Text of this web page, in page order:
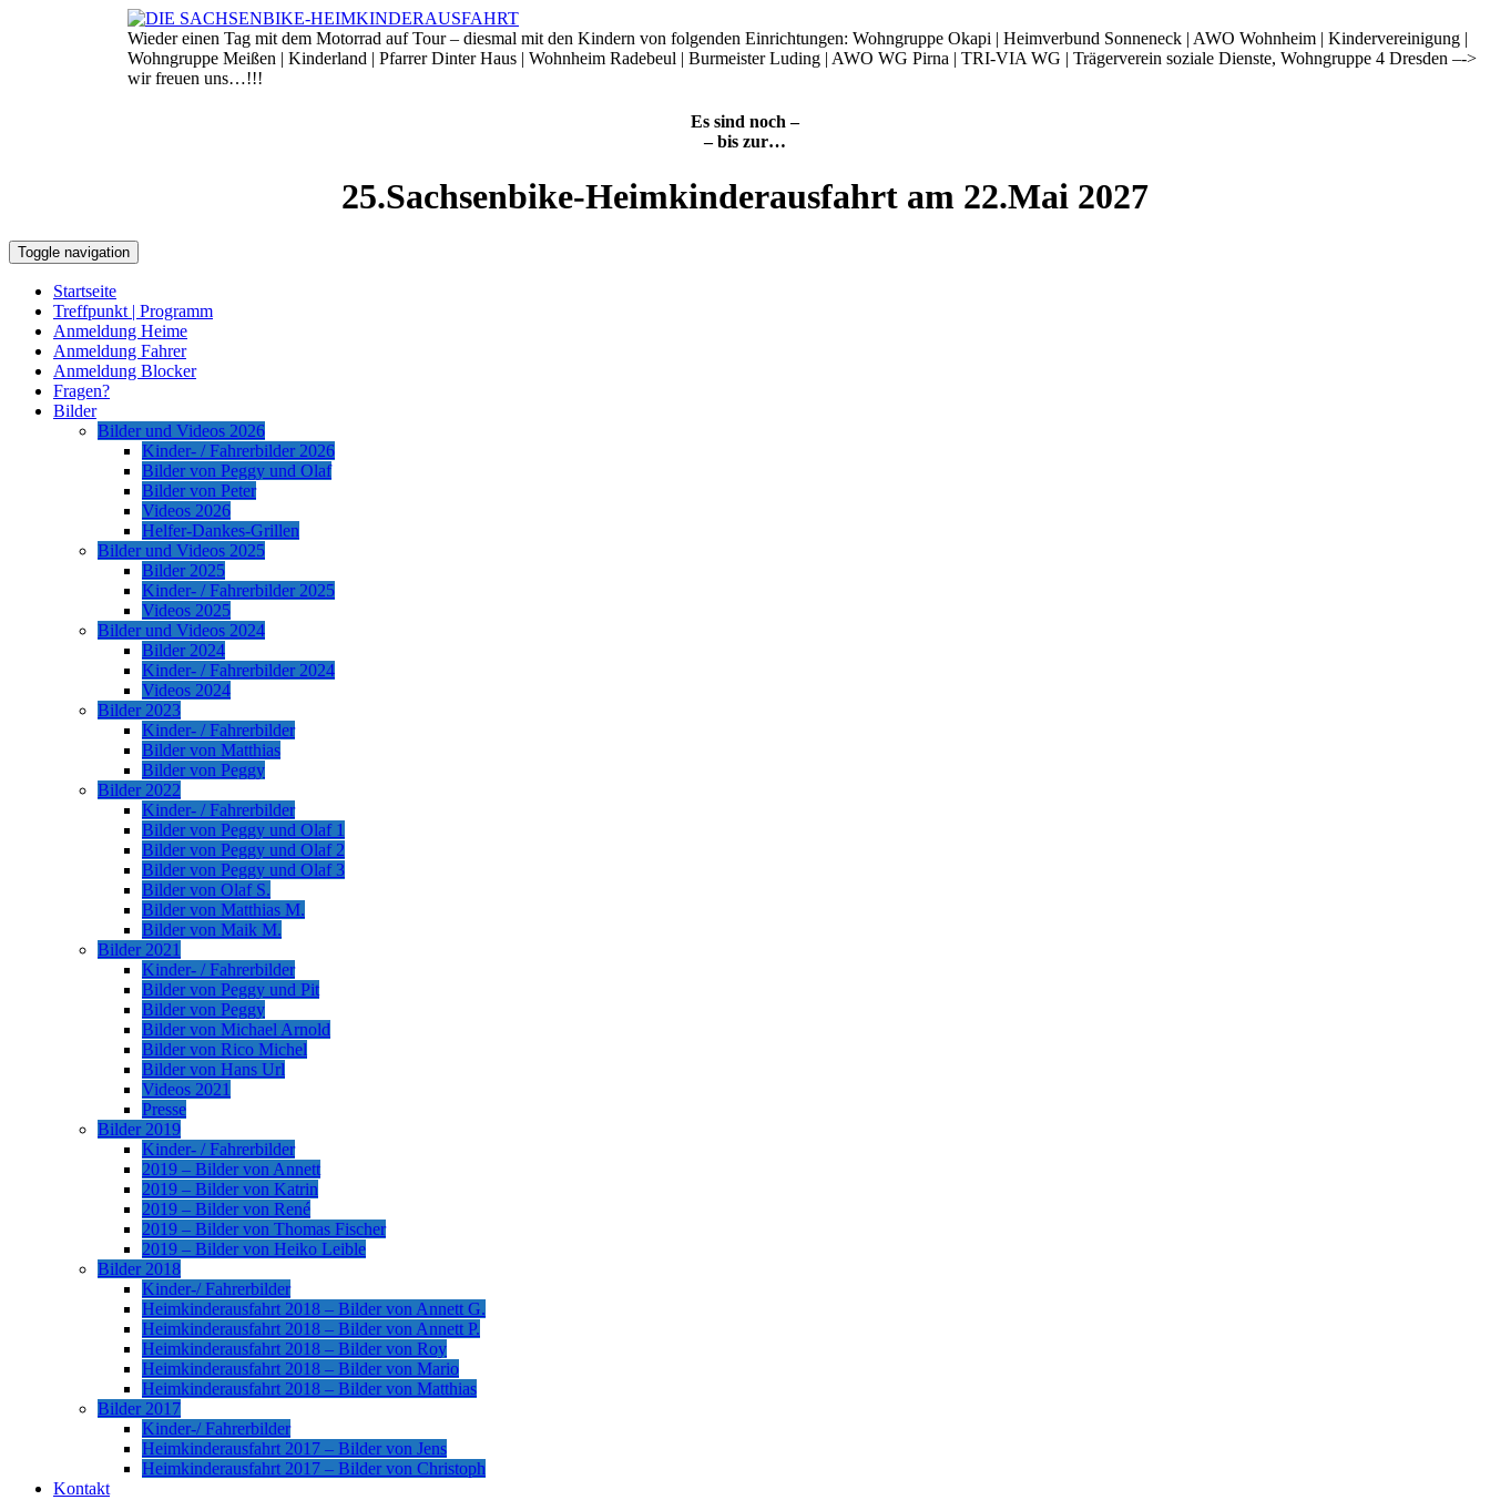
Wieder einen Tag mit dem Motorrad auf Tour – diesmal mit den Kindern von folgenden Einrichtungen: Wohngruppe Okapi | Heimverbund Sonneneck | AWO Wohnheim | Kindervereinigung |
Wohngruppe Meißen | Kinderland | Pfarrer Dinter Haus | Wohnheim Radebeul | Burmeister Luding | AWO WG Pirna | TRI-VIA WG | Trägerverein soziale Dienste, Wohngruppe 4 Dresden –->
wir freuen uns…!!!
Es sind noch –
– bis zur…
25.Sachsenbike-Heimkinderausfahrt am 22.Mai 2027
Toggle navigation
Startseite
Treffpunkt | Programm
Anmeldung Heime
Anmeldung Fahrer
Anmeldung Blocker
Fragen?
Bilder
Bilder und Videos 2026
Kinder- / Fahrerbilder 2026
Bilder von Peggy und Olaf
Bilder von Peter
Videos 2026
Helfer-Dankes-Grillen
Bilder und Videos 2025
Bilder 2025
Kinder- / Fahrerbilder 2025
Videos 2025
Bilder und Videos 2024
Bilder 2024
Kinder- / Fahrerbilder 2024
Videos 2024
Bilder 2023
Kinder- / Fahrerbilder
Bilder von Matthias
Bilder von Peggy
Bilder 2022
Kinder- / Fahrerbilder
Bilder von Peggy und Olaf 1
Bilder von Peggy und Olaf 2
Bilder von Peggy und Olaf 3
Bilder von Olaf S.
Bilder von Matthias M.
Bilder von Maik M.
Bilder 2021
Kinder- / Fahrerbilder
Bilder von Peggy und Pit
Bilder von Peggy
Bilder von Michael Arnold
Bilder von Rico Michel
Bilder von Hans Url
Videos 2021
Presse
Bilder 2019
Kinder- / Fahrerbilder
2019 – Bilder von Annett
2019 – Bilder von Katrin
2019 – Bilder von René
2019 – Bilder von Thomas Fischer
2019 – Bilder von Heiko Leible
Bilder 2018
Kinder-/ Fahrerbilder
Heimkinderausfahrt 2018 – Bilder von Annett G.
Heimkinderausfahrt 2018 – Bilder von Annett P.
Heimkinderausfahrt 2018 – Bilder von Roy
Heimkinderausfahrt 2018 – Bilder von Mario
Heimkinderausfahrt 2018 – Bilder von Matthias
Bilder 2017
Kinder-/ Fahrerbilder
Heimkinderausfahrt 2017 – Bilder von Jens
Heimkinderausfahrt 2017 – Bilder von Christoph
Kontakt